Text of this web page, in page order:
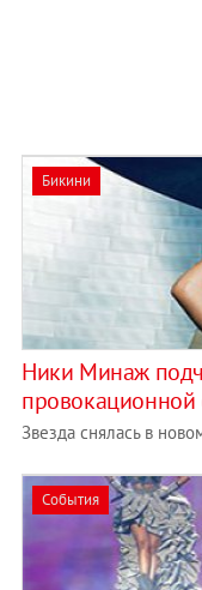
Бикини
Ники Минаж
Звезда снялась в
События